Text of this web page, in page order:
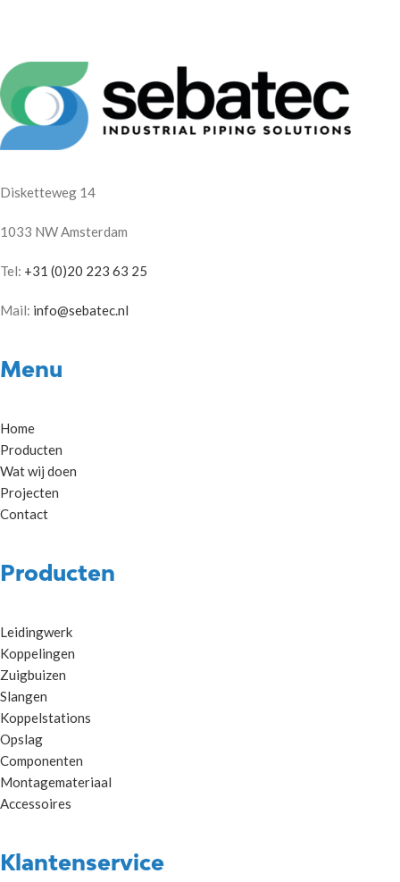
Disketteweg 14
1033 NW Amsterdam
Tel: +31 (0)20 223 63 25
Mail: info@sebatec.nl
Menu
Home
Producten
Wat wij doen
Projecten
Contact
Producten
Leidingwerk
Koppelingen
Zuigbuizen
Slangen
Koppelstations
Opslag
Componenten
Montagemateriaal
Accessoires
Klantenservice